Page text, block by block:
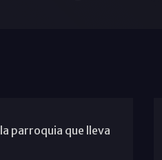
parroquia que lleva